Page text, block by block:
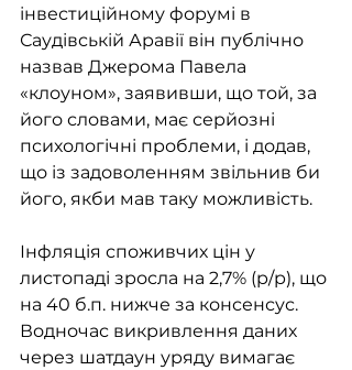
інвестиційному форумі в
Саудівській Аравії він публічно
назвав Джерома Павела
«клоуном», заявивши, що той, за
його словами, має серйозні
психологічні проблеми, і додав,
що із задоволенням звільнив би
його, якби мав таку можливість.
Інфляція споживчих цін у
листопаді зросла на 2,7% (р/р), що
на 40 б.п. нижче за консенсус.
Водночас викривлення даних
через шатдаун уряду вимагає